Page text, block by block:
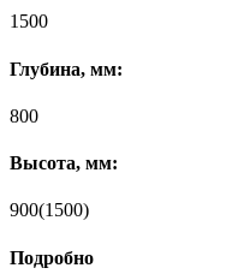
1500
Глубина, мм:
800
Высота, мм:
900(1500)
Подробно